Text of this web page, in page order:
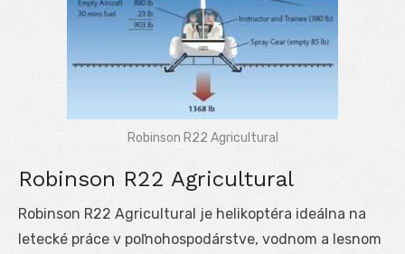
Robinson R22 Agricultural
Robinson R22 Agricultural
Robinson R22 Agricultural je helikoptéra ideálna na
letecké práce v poľnohospodárstve, vodnom a lesnom